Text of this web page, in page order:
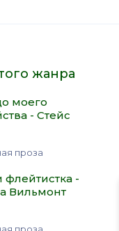
жанра
моего
- Стейс
проза
-
Вильмонт